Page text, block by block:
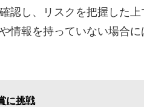
認し、リスクを把握した
情報を持っていない場合
に挑戦